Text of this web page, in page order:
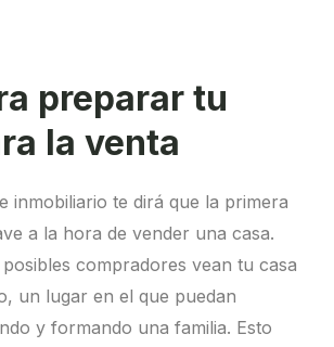
preparar tu
la venta
inmobiliario te dirá que la primera
a la hora de vender una casa.
compradores vean tu casa
un lugar en el que puedan
y formando una familia. Esto